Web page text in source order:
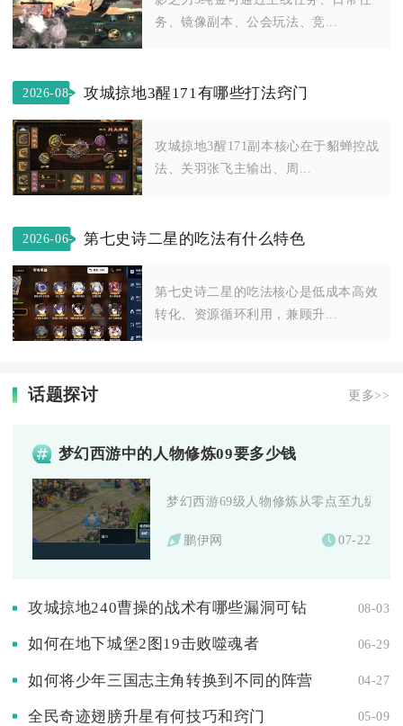
务、镜像副本、公会玩法、竞...
2026-08-
攻城掠地3醒171有哪些打法窍门
攻城掠地3醒171副本核心在于貂蝉控战
法、关羽张飞主输出、周...
2026-06-
04
第七史诗二星的吃法有什么特色
第七史诗二星的吃法核心是低成本高效
转化、资源循环利用，兼顾升...
话题探讨 更多>>
梦幻西游中的人物修炼09要多少钱
梦幻西游69级人物修炼从零点至九级，
鹏伊网 07-22
攻城掠地240曹操的战术有哪些漏洞可钻 08-03
如何在地下城堡2图19击败噬魂者 06-29
如何将少年三国志主角转换到不同的阵营 04-27
全民奇迹翅膀升星有何技巧和窍门 05-09